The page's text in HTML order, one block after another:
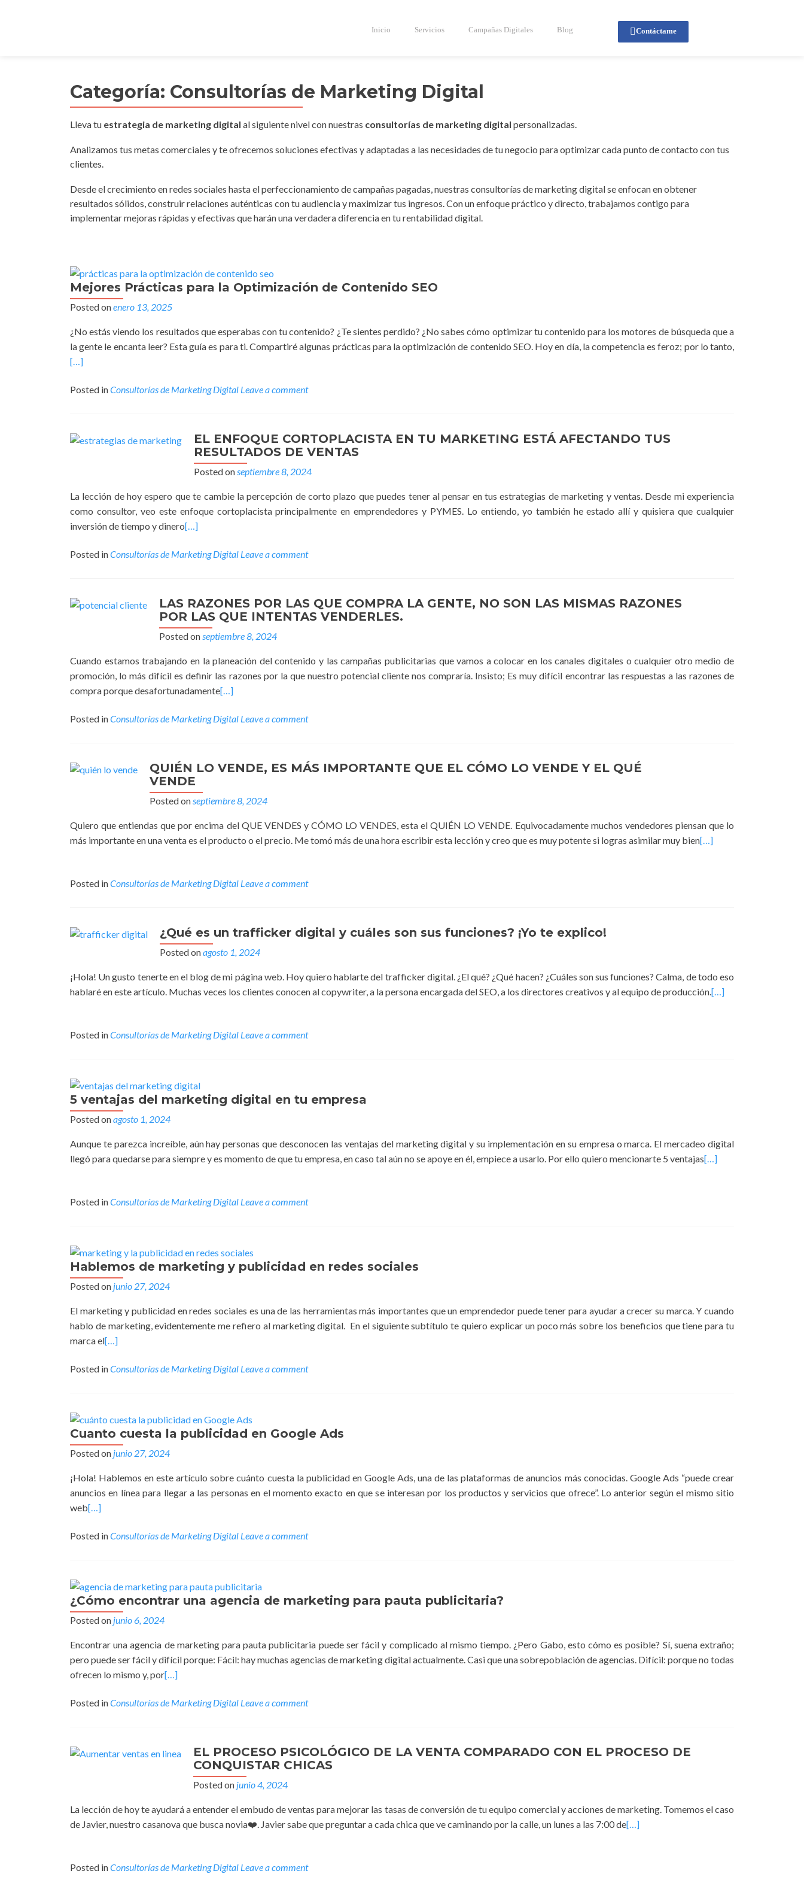
Inicio Servicios Campañas Digitales Blog Contáctame
Categoría: Consultorías de Marketing Digital
Lleva tu estrategia de marketing digital al siguiente nivel con nuestras consultorías de marketing digital personalizadas.
Analizamos tus metas comerciales y te ofrecemos soluciones efectivas y adaptadas a las necesidades de tu negocio para optimizar cada punto de contacto con tus
clientes.
Desde el crecimiento en redes sociales hasta el perfeccionamiento de campañas pagadas, nuestras consultorías de marketing digital se enfocan en obtener
resultados sólidos, construir relaciones auténticas con tu audiencia y maximizar tus ingresos. Con un enfoque práctico y directo, trabajamos contigo para
implementar mejoras rápidas y efectivas que harán una verdadera diferencia en tu rentabilidad digital.
Mejores Prácticas para la Optimización de Contenido SEO
Posted onenero 13, 2025
¿No estás viendo los resultados que esperabas con tu contenido? ¿Te sientes perdido? ¿No sabes cómo optimizar tu contenido para los motores de búsqueda que a
la gente le encanta leer? Esta guía es para ti. Compartiré algunas prácticas para la optimización de contenido SEO. Hoy en día, la competencia es feroz; por lo tanto,
[…]
Posted inConsultorías de Marketing Digital Leave a comment
EL ENFOQUE CORTOPLACISTA EN TU MARKETING ESTÁ AFECTANDO TUS
RESULTADOS DE VENTAS
Posted onseptiembre 8, 2024
La lección de hoy espero que te cambie la percepción de corto plazo que puedes tener al pensar en tus estrategias de marketing y ventas. Desde mi experiencia
como consultor, veo este enfoque cortoplacista principalmente en emprendedores y PYMES. Lo entiendo, yo también he estado allí y quisiera que cualquier
inversión de tiempo y dinero[…]
Posted inConsultorías de Marketing Digital Leave a comment
LAS RAZONES POR LAS QUE COMPRA LA GENTE, NO SON LAS MISMAS RAZONES
POR LAS QUE INTENTAS VENDERLES.
Posted onseptiembre 8, 2024
Cuando estamos trabajando en la planeación del contenido y las campañas publicitarias que vamos a colocar en los canales digitales o cualquier otro medio de
promoción, lo más difícil es definir las razones por la que nuestro potencial cliente nos compraría. Insisto; Es muy difícil encontrar las respuestas a las razones de
compra porque desafortunadamente[…]
Posted inConsultorías de Marketing Digital Leave a comment
QUIÉN LO VENDE, ES MÁS IMPORTANTE QUE EL CÓMO LO VENDE Y EL QUÉ
VENDE
Posted onseptiembre 8, 2024
Quiero que entiendas que por encima del QUE VENDES y CÓMO LO VENDES, esta el QUIÉN LO VENDE. Equivocadamente muchos vendedores piensan que lo
más importante en una venta es el producto o el precio. Me tomó más de una hora escribir esta lección y creo que es muy potente si logras asimilar muy bien[…]
Posted inConsultorías de Marketing Digital Leave a comment
¿Qué es un trafficker digital y cuáles son sus funciones? ¡Yo te explico!
Posted onagosto 1, 2024
¡Hola! Un gusto tenerte en el blog de mi página web. Hoy quiero hablarte del trafficker digital. ¿El qué? ¿Qué hacen? ¿Cuáles son sus funciones? Calma, de todo eso
hablaré en este artículo. Muchas veces los clientes conocen al copywriter, a la persona encargada del SEO, a los directores creativos y al equipo de producción.[…]
Posted inConsultorías de Marketing Digital Leave a comment
5 ventajas del marketing digital en tu empresa
Posted onagosto 1, 2024
Aunque te parezca increíble, aún hay personas que desconocen las ventajas del marketing digital y su implementación en su empresa o marca. El mercadeo digital
llegó para quedarse para siempre y es momento de que tu empresa, en caso tal aún no se apoye en él, empiece a usarlo. Por ello quiero mencionarte 5 ventajas[…]
Posted inConsultorías de Marketing Digital Leave a comment
Hablemos de marketing y publicidad en redes sociales
Posted on junio 27, 2024
El marketing y publicidad en redes sociales es una de las herramientas más importantes que un emprendedor puede tener para ayudar a crecer su marca. Y cuando
hablo de marketing, evidentemente me refiero al marketing digital. En el siguiente subtítulo te quiero explicar un poco más sobre los beneficios que tiene para tu
marca el[…]
Posted inConsultorías de Marketing Digital Leave a comment
Cuanto cuesta la publicidad en Google Ads
Posted on junio 27, 2024
¡Hola! Hablemos en este artículo sobre cuánto cuesta la publicidad en Google Ads, una de las plataformas de anuncios más conocidas. Google Ads “puede crear
anuncios en línea para llegar a las personas en el momento exacto en que se interesan por los productos y servicios que ofrece”. Lo anterior según el mismo sitio
web[…]
Posted inConsultorías de Marketing Digital Leave a comment
¿Cómo encontrar una agencia de marketing para pauta publicitaria?
Posted on junio 6, 2024
Encontrar una agencia de marketing para pauta publicitaria puede ser fácil y complicado al mismo tiempo. ¿Pero Gabo, esto cómo es posible? Sí, suena extraño;
pero puede ser fácil y difícil porque: Fácil: hay muchas agencias de marketing digital actualmente. Casi que una sobrepoblación de agencias. Difícil: porque no todas
ofrecen lo mismo y, por[…]
Posted inConsultorías de Marketing Digital Leave a comment
EL PROCESO PSICOLÓGICO DE LA VENTA COMPARADO CON EL PROCESO DE
CONQUISTAR CHICAS
Posted on junio 4, 2024
La lección de hoy te ayudará a entender el embudo de ventas para mejorar las tasas de conversión de tu equipo comercial y acciones de marketing. Tomemos el caso
de Javier, nuestro casanova que busca novia❤️. Javier sabe que preguntar a cada chica que ve caminando por la calle, un lunes a las 7:00 de[…]
Posted inConsultorías de Marketing Digital Leave a comment